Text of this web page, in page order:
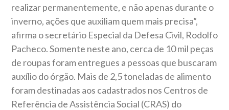
realizar permanentemente, e não apenas durante o
inverno, ações que auxiliam quem mais precisa”,
afirma o secretário Especial da Defesa Civil, Rodolfo
Pacheco. Somente neste ano, cerca de 10 mil peças
de roupas foram entregues a pessoas que buscaram
auxílio do órgão. Mais de 2,5 toneladas de alimento
foram destinadas aos cadastrados nos Centros de
Referência de Assistência Social (CRAS) do